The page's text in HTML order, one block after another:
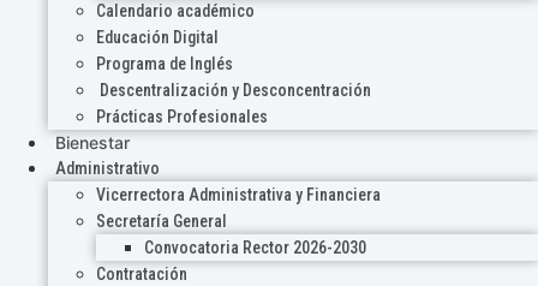
Calendario académico
Educación Digital
Programa de Inglés
Descentralización y Desconcentración
Prácticas Profesionales
Bienestar
Administrativo
Vicerrectora Administrativa y Financiera
Secretaría General
Convocatoria Rector 2026-2030
Contratación